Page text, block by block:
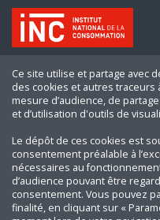
Ce site utilise et partage avec
des cookies et autres
mesure d’audience, de
et d’utilisation d'outils de
Le dépôt de ces cookies est
consentement préalable à
nécessaires au
d’audience pouvant être
consentement. Vous pouvez
finalité, en cliquant sur «